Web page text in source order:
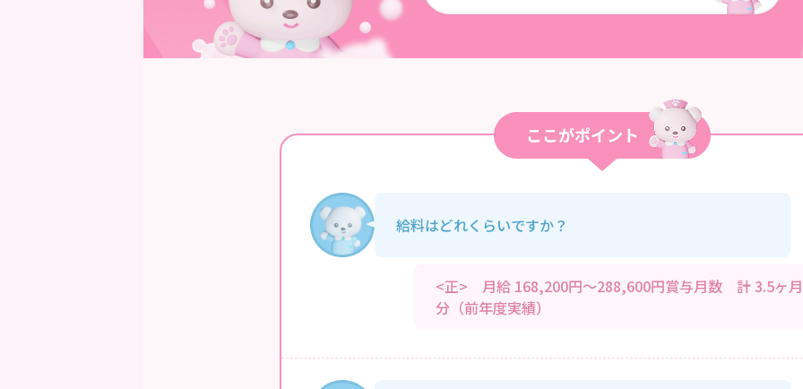
給料はどれくらいですか？
<正> 月給 168,200円～288,600円賞与月数 計 3.5ヶ月
分（前年度実績）